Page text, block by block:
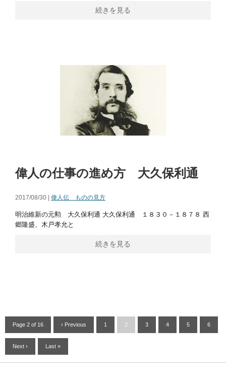
続きを見る
偉人の仕事の進め方 大久保利通
2017/08/30 | 偉人伝 ものの見方
明治維新の元勲 大久保利通 大久保利通 １８３０－１８７８ 西
郷隆盛、木戸孝允と
続きを見る
Page 2 of 16 ‹ Previous 1 2 3 4 5 6
Next › Last »